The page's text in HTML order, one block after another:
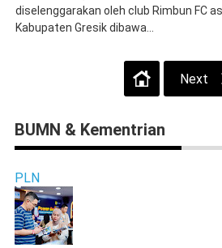
diselenggarakan oleh club Rimbun FC
Kabupaten Gresik dibawa...
Next
BUMN & Kementrian
PLN